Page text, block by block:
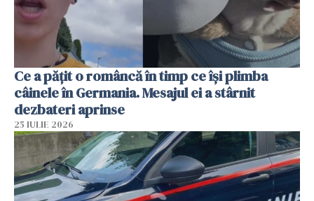
Ce a pățit o româncă în timp ce își plimba
câinele în Germania. Mesajul ei a stârnit
dezbateri aprinse
25 IULIE 2026